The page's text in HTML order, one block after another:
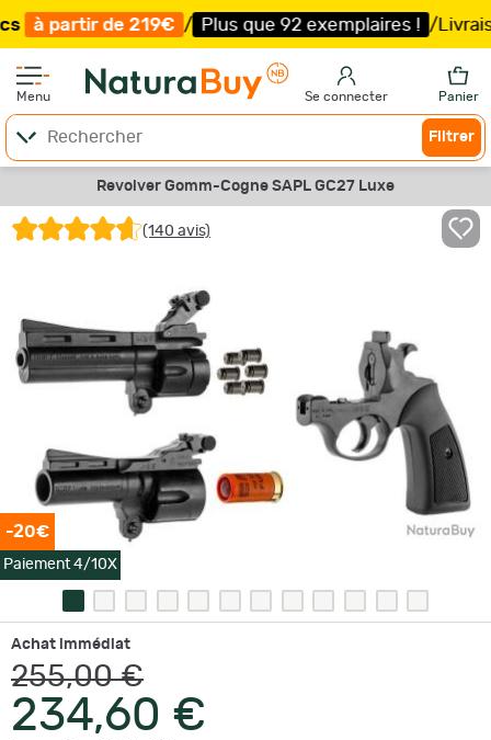
219€ / Plus que 92 exemplaires ! /Livraison offerte
Menu Se connecter Panier
Filtrer
Revolver Gomm-Cogne SAPL GC27 Luxe
(140 avis)
-20€
Paiement 4/10X
Achat immédiat
255,00 €
234,60 €